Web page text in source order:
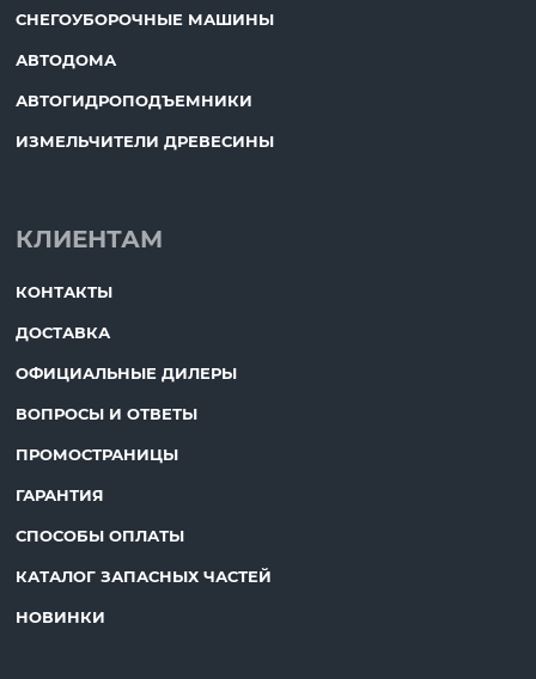
СНЕГОУБОРОЧНЫЕ МАШИНЫ
АВТОДОМА
АВТОГИДРОПОДЪЕМНИКИ
ИЗМЕЛЬЧИТЕЛИ ДРЕВЕСИНЫ
КЛИЕНТАМ
КОНТАКТЫ
ДОСТАВКА
ОФИЦИАЛЬНЫЕ ДИЛЕРЫ
ВОПРОСЫ И ОТВЕТЫ
ПРОМОСТРАНИЦЫ
ГАРАНТИЯ
СПОСОБЫ ОПЛАТЫ
КАТАЛОГ ЗАПАСНЫХ ЧАСТЕЙ
НОВИНКИ